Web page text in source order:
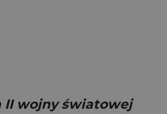
II wojny światowej